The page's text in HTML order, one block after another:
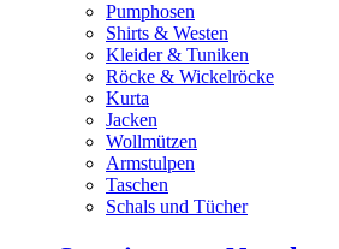
Pumphosen
Shirts & Westen
Kleider & Tuniken
Röcke & Wickelröcke
Kurta
Jacken
Wollmützen
Armstulpen
Taschen
Schals und Tücher